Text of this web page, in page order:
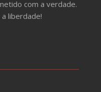
com a verdade.
liberdade!